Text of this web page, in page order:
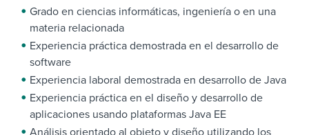
Grado en ciencias informáticas, ingeniería o en una
materia relacionada
Experiencia práctica demostrada en el desarrollo de
software
Experiencia laboral demostrada en desarrollo de Java
Experiencia práctica en el diseño y desarrollo de
aplicaciones usando plataformas Java EE